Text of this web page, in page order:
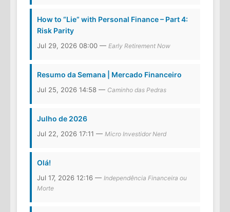
How to “Lie” with Personal Finance – Part 4:
Risk Parity
Jul 29, 2026 08:00 — Early Retirement Now
Resumo da Semana | Mercado Financeiro
Jul 25, 2026 14:58 — Caminho das Pedras
Julho de 2026
Jul 22, 2026 17:11 — Micro Investidor Nerd
Olá!
Jul 17, 2026 12:16 — Independência Financeira ou
Morte